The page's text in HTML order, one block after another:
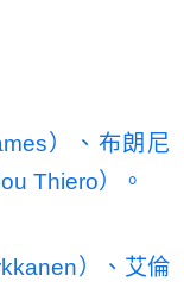
）、布朗尼
Thiero）。
）、艾倫